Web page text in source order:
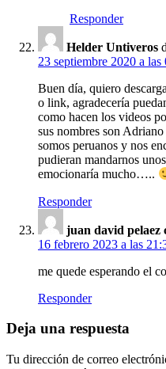
Responder
Helder Untiveros
23 septiembre 2020 a las
Buen día, quiero
o link, agradecería
como hacen los videos
sus nombres son
somos peruanos y nos
pudieran mandarnos
emocionaría mucho…..
Responder
juan david pelaez
16 febrero 2023 a las
me quede esperando el
Responder
Deja una respuesta
Tu dirección de correo